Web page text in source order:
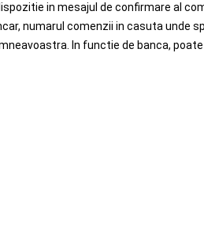
in mesajul de confirmare al
numarul comenzii in casuta unde
In functie de banca,